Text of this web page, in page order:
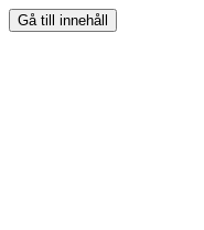
Gå till innehåll